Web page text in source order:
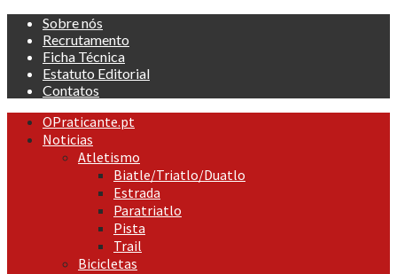
Skip
content
Sobre nós
Recrutamento
Ficha Técnica
Estatuto Editorial
Contatos
Primary
Menu
OPraticante.pt
Noticias
Atletismo
Biatle/Triatlo/Duatlo
Estrada
Paratriatlo
Pista
Trail
Bicicletas